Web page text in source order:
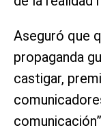
Aseguró que
propaganda
castigar,